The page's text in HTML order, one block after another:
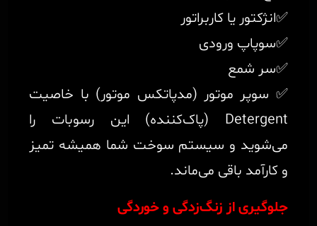
✅انژکتور یا کاربراتور
✅سوپاپ ورودی
✅سر شمع
✅ سوپر موتور (مدپاتکس موتور) با خاصیت
Detergent (پاک‌کننده) این رسوبات را
می‌شوید و سیستم سوخت شما همیشه تمیز
و کارآمد باقی می‌ماند.
جلوگیری از زنگ‌زدگی و خوردگی